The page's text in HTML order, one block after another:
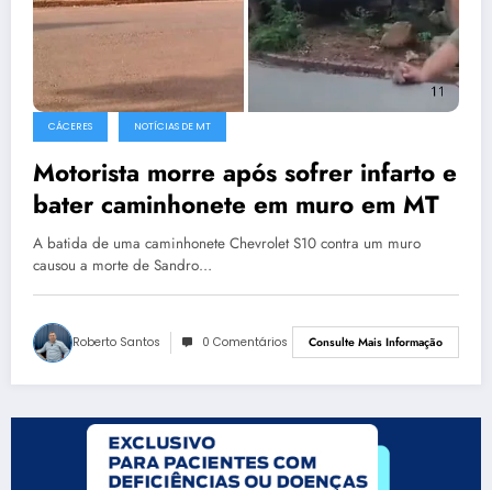
CÁCERES NOTÍCIAS DE MT
Motorista morre após sofrer infarto e
bater caminhonete em muro em MT
A batida de uma caminhonete Chevrolet S10 contra um muro
causou a morte de Sandro…
Roberto Santos 0 Comentários Consulte Mais Informação